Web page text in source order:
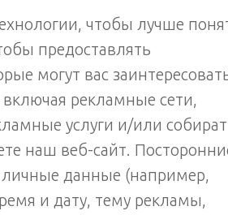
чтобы лучше
предоставлять
могут вас
рекламные сети,
услуги и/или
наш веб-сайт.
данные (например,
и дату, тему рекламы,